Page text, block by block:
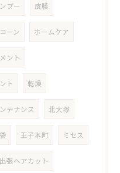
プー 皮膜
ーン ホームケア
ント
ト 乾燥
テナンス 北大塚
王子本町 ミセス
出張ヘアカット